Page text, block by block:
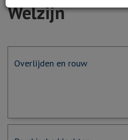
Welzijn
Overlijden en rouw